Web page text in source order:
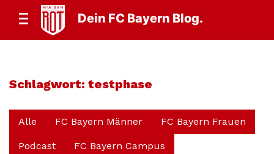
Dein FC Bayern Blog.
Schlagwort: testphase
Alle FC Bayern Männer FC Bayern Frauen
Podcast FC Bayern Campus